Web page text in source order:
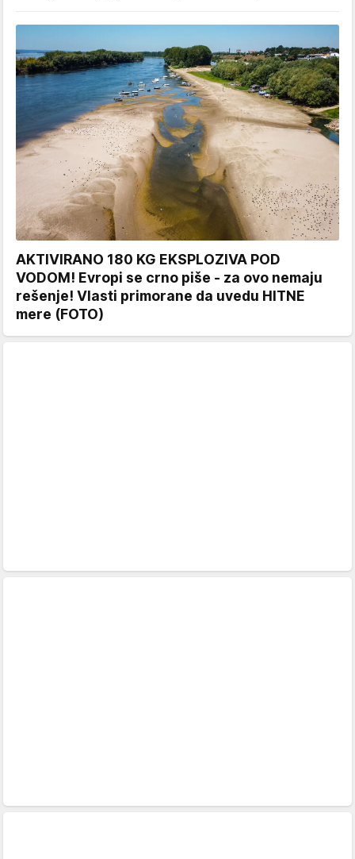
AKTIVIRANO 180 KG EKSPLOZIVA POD
VODOM! Evropi se crno piše - za ovo nemaju
rešenje! Vlasti primorane da uvedu HITNE
mere (FOTO)